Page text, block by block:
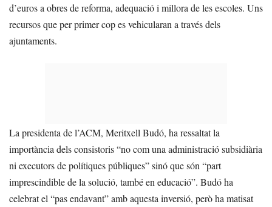
d’euros a obres de reforma, adequació i millora de les escoles. Uns
recursos que per primer cop es vehicularan a través dels
ajuntaments.
La presidenta de l’ACM, Meritxell Budó, ha ressaltat la
importància dels consistoris “no com una administració subsidiària
ni executors de polítiques públiques” sinó que són “part
imprescindible de la solució, també en educació”. Budó ha
celebrat el “pas endavant” amb aquesta inversió, però ha matisat